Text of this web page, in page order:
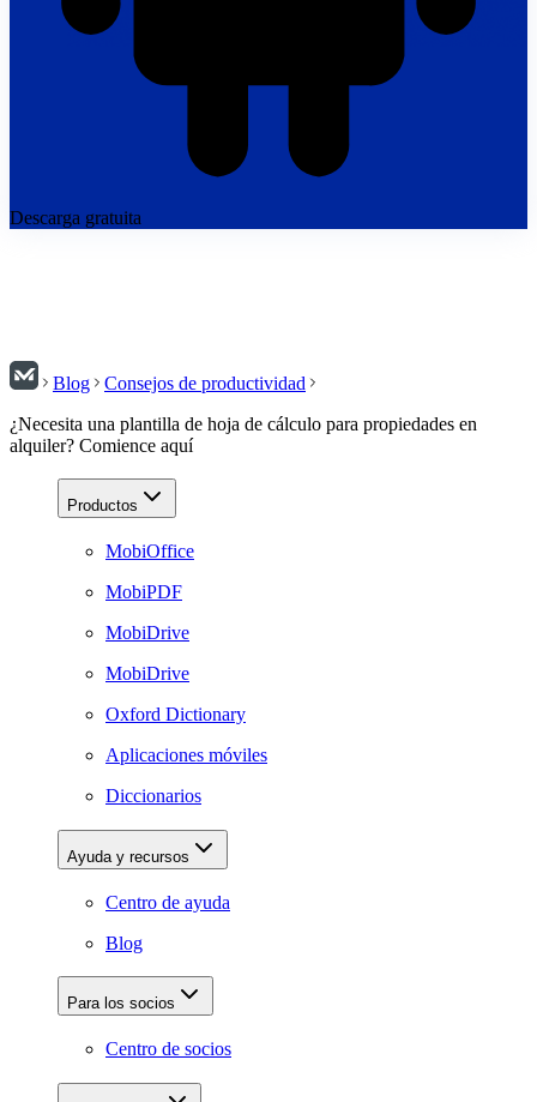
Descarga gratuita
Blog
Consejos de productividad
¿Necesita una plantilla de hoja de cálculo para propiedades en
alquiler? Comience aquí
Productos
MobiOffice
MobiPDF
MobiDrive
MobiDrive
Oxford Dictionary
Aplicaciones móviles
Diccionarios
Ayuda y recursos
Centro de ayuda
Blog
Para los socios
Centro de socios